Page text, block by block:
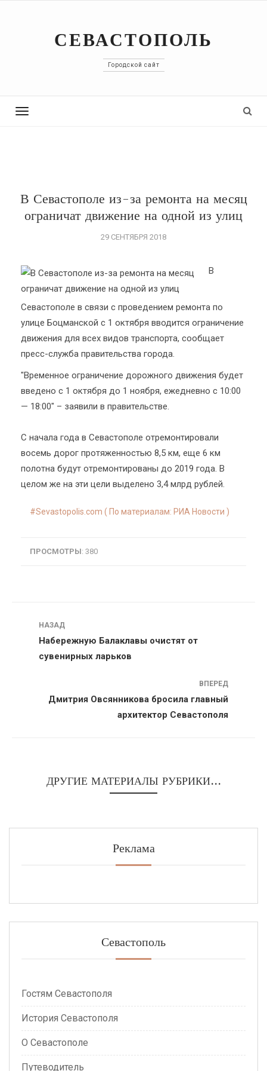
СЕВАСТОПОЛЬ
Городской сайт
Toggle
В Севастополе из-за ремонта на месяц
ограничат движение на одной из улиц
29 СЕНТЯБРЯ 2018
В
Севастополе в связи с проведением ремонта по
улице Боцманской с 1 октября вводится ограничение
движения для всех видов транспорта, сообщает
пресс-служба правительства города.
"Временное ограничение дорожного движения будет
введено с 1 октября до 1 ноября, ежедневно с 10:00
— 18:00" – заявили в правительстве.
С начала года в Севастополе отремонтировали
восемь дорог протяженностью 8,5 км, еще 6 км
полотна будут отремонтированы до 2019 года. В
целом же на эти цели выделено 3,4 млрд рублей.
Sevastopolis.com ( По материалам: РИА Новости )
ПРОСМОТРЫ: 380
Навигация
НАЗАД
Набережную Балаклавы очистят от
сувенирных ларьков
ВПЕРЕД
Дмитрия Овсянникова бросила главный
архитектор Севастополя
ДРУГИЕ МАТЕРИАЛЫ РУБРИКИ...
Реклама
Севастополь
Гостям Севастополя
История Севастополя
О Севастополе
Путеводитель